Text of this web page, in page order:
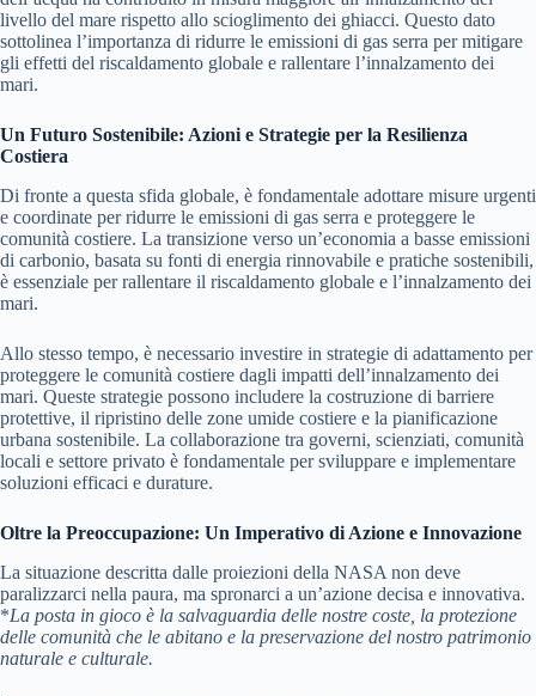
livello del mare rispetto allo scioglimento dei ghiacci. Questo dato
sottolinea l’importanza di ridurre le emissioni di gas serra per mitigare
gli effetti del riscaldamento globale e rallentare l’innalzamento dei
mari.
Un Futuro Sostenibile: Azioni e Strategie per la Resilienza
Costiera
Di fronte a questa sfida globale, è fondamentale adottare misure urgenti
e coordinate per ridurre le emissioni di gas serra e proteggere le
comunità costiere. La transizione verso un’economia a basse emissioni
di carbonio, basata su fonti di energia rinnovabile e pratiche sostenibili,
è essenziale per rallentare il riscaldamento globale e l’innalzamento dei
mari.
Allo stesso tempo, è necessario investire in strategie di adattamento per
proteggere le comunità costiere dagli impatti dell’innalzamento dei
mari. Queste strategie possono includere la costruzione di barriere
protettive, il ripristino delle zone umide costiere e la pianificazione
urbana sostenibile. La collaborazione tra governi, scienziati, comunità
locali e settore privato è fondamentale per sviluppare e implementare
soluzioni efficaci e durature.
Oltre la Preoccupazione: Un Imperativo di Azione e Innovazione
La situazione descritta dalle proiezioni della NASA non deve
paralizzarci nella paura, ma spronarci a un’azione decisa e innovativa.
*La posta in gioco è la salvaguardia delle nostre coste, la protezione
delle comunità che le abitano e la preservazione del nostro patrimonio
naturale e culturale.